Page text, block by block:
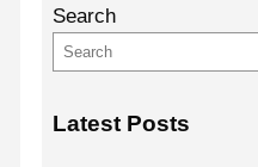
Search
Latest Posts